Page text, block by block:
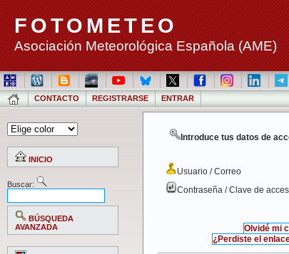
FOTOMETEO
Asociación Meteorológica Española (AME)
CONTACTO REGISTRARSE ENTRAR
INICIO
Buscar:
BÚSQUEDA
AVANZADA
Introduce tus datos de
Usuario / Correo
Contraseña / Clave de
Olvidé mi
¿Perdiste el